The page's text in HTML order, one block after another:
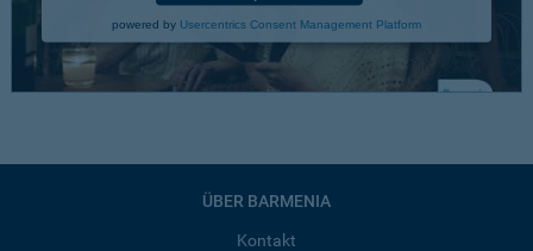
powered by Usercentrics Consent Management Platform
ÜBER BARMENIA
Kontakt